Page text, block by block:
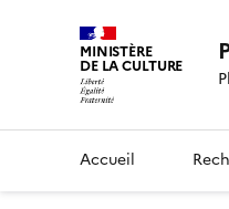
MINISTÈRE
DE LA CULTURE
Accueil